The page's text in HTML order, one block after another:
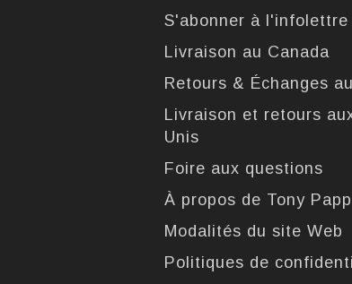
S'abonner à l'infolettre
Livraison au Canada
Retours & Échanges
Livraison et retours
Unis
Foire aux questions
À propos de Tony
Modalités du site Web
Politiques de